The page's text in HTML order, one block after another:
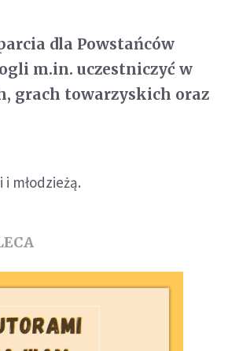
dla Powstańców
m.in. uczestniczyć w
grach towarzyskich oraz
młodzieżą.